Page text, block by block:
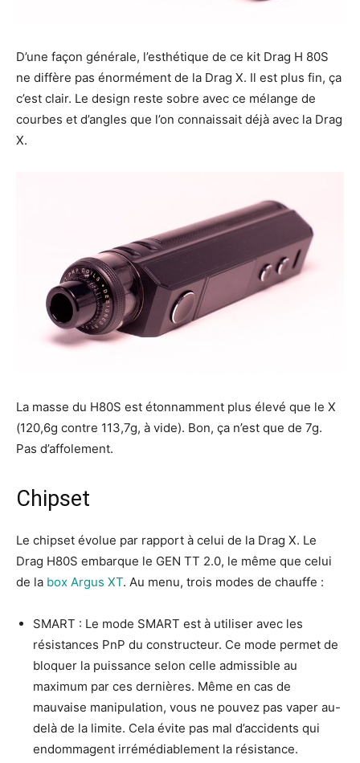
D’une façon générale, l’esthétique de ce kit Drag H 80S
ne diffère pas énormément de la Drag X. Il est plus fin, ça
c’est clair. Le design reste sobre avec ce mélange de
courbes et d’angles que l’on connaissait déjà avec la Drag
X.
La masse du H80S est étonnamment plus élevé que le X
(120,6g contre 113,7g, à vide). Bon, ça n’est que de 7g.
Pas d’affolement.
Chipset
Le chipset évolue par rapport à celui de la Drag X. Le
Drag H80S embarque le GEN TT 2.0, le même que celui
de la box Argus XT. Au menu, trois modes de chauffe :
SMART : Le mode SMART est à utiliser avec les
résistances PnP du constructeur. Ce mode permet de
bloquer la puissance selon celle admissible au
maximum par ces dernières. Même en cas de
mauvaise manipulation, vous ne pouvez pas vaper au-
delà de la limite. Cela évite pas mal d’accidents qui
endommagent irrémédiablement la résistance.